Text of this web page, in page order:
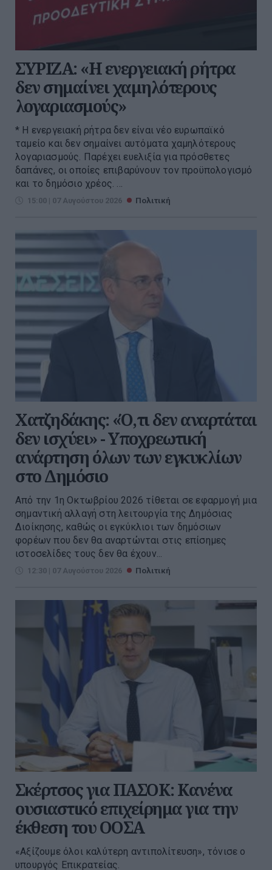
ΣΥΡΙΖΑ: «Η ενεργειακή ρήτρα
δεν σημαίνει χαμηλότερους
λογαριασμούς»
* Η ενεργειακή ρήτρα δεν είναι νέο ευρωπαϊκό
ταμείο και δεν σημαίνει αυτόματα χαμηλότερους
λογαριασμούς. Παρέχει ευελιξία για πρόσθετες
δαπάνες, οι οποίες επιβαρύνουν τον προϋπολογισμό
και το δημόσιο χρέος. ...
15:00 | 07 Αυγούστου 2026 Πολιτική
Χατζηδάκης: «Ό,τι δεν αναρτάται
δεν ισχύει» - Υποχρεωτική
ανάρτηση όλων των εγκυκλίων
στο Δημόσιο
Από την 1η Οκτωβρίου 2026 τίθεται σε εφαρμογή μια
σημαντική αλλαγή στη λειτουργία της Δημόσιας
Διοίκησης, καθώς οι εγκύκλιοι των δημόσιων
φορέων που δεν θα αναρτώνται στις επίσημες
ιστοσελίδες τους δεν θα έχουν...
12:30 | 07 Αυγούστου 2026 Πολιτική
Σκέρτσος για ΠΑΣΟΚ: Κανένα
ουσιαστικό επιχείρημα για την
έκθεση του ΟΟΣΑ
«Αξίζουμε όλοι καλύτερη αντιπολίτευση», τόνισε ο
υπουργός Επικρατείας.